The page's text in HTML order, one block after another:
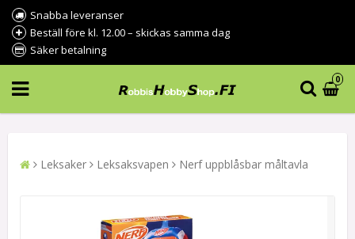
Snabba leveranser
Beställ före kl. 12.00 – skickas samma dag
Säker betalning
0
Leksaker Leksaksvapen Nerf uppblåsbar måltavla